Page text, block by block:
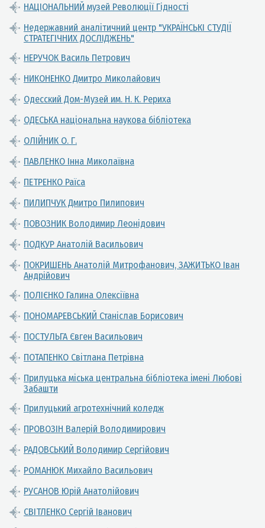
НАЦІОНАЛЬНИЙ музей Революції Гідності
Недержавний аналітичний центр "УКРАЇНСЬКІ СТУДІЇ
СТРАТЕГІЧНИХ ДОСЛІДЖЕНЬ"
НЕРУЧОК Василь Петрович
НИКОНЕНКО Дмитро Миколайович
Одесский Дом-Музей им. Н. К. Рериха
ОДЕСЬКА національна наукова бібліотека
ОЛІЙНИК О. Г.
ПАВЛЕНКО Інна Миколаївна
ПЕТРЕНКО Раїса
ПИЛИПЧУК Дмитро Пилипович
ПОВОЗНИК Володимир Леонідович
ПОДКУР Анатолій Васильович
ПОКРИШЕНЬ Анатолій Митрофанович, ЗАЖИТЬКО Іван
Андрійович
ПОЛІЄНКО Галина Олексіївна
ПОНОМАРЕВСЬКИЙ Станіслав Борисович
ПОСТУЛЬГА Євген Васильович
ПОТАПЕНКО Світлана Петрівна
Прилуцька міська центральна бібліотека імені Любові
Забашти
Прилуцький агротехнічний коледж
ПРОВОЗІН Валерій Володимирович
РАДОВСЬКИЙ Володимир Сергійович
РОМАНЮК Михайло Васильович
РУСАНОВ Юрій Анатолійович
СВІТЛЕНКО Сергій Іванович